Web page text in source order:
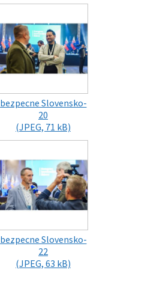
bezpecne Slovensko-
20
(JPEG, 71 kB)
bezpecne Slovensko-
22
(JPEG, 63 kB)